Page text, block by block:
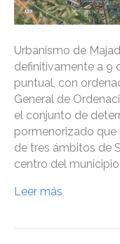
Urbanismo de
definitivamente a 9
puntual, con
General de
el conjunto de
pormenorizado que
de tres ámbitos de
centro del
Leer más